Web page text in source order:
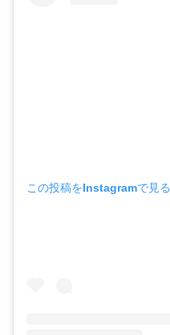
この投稿をInstagramで見る